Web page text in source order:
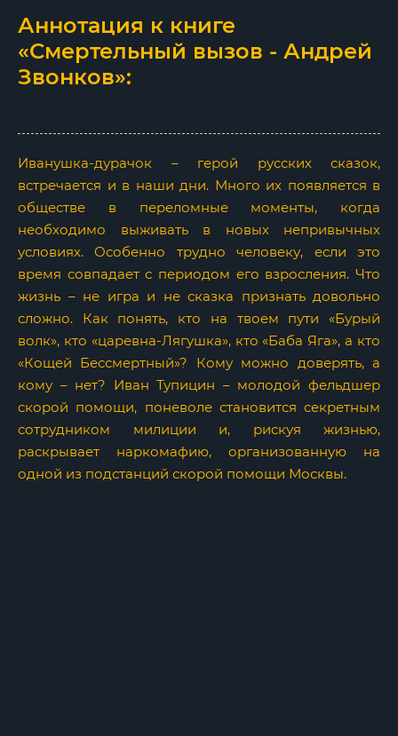
Аннотация к книге
«Смертельный вызов - Андрей
Звонков»:
Иванушка-дурачок – герой русских сказок,
встречается и в наши дни. Много их появляется в
обществе в переломные моменты, когда
необходимо выживать в новых непривычных
условиях. Особенно трудно человеку, если это
время совпадает с периодом его взросления. Что
жизнь – не игра и не сказка признать довольно
сложно. Как понять, кто на твоем пути «Бурый
волк», кто «царевна-Лягушка», кто «Баба Яга», а кто
«Кощей Бессмертный»? Кому можно доверять, а
кому – нет? Иван Тупицин – молодой фельдшер
скорой помощи, поневоле становится секретным
сотрудником милиции и, рискуя жизнью,
раскрывает наркомафию, организованную на
одной из подстанций скорой помощи Москвы.